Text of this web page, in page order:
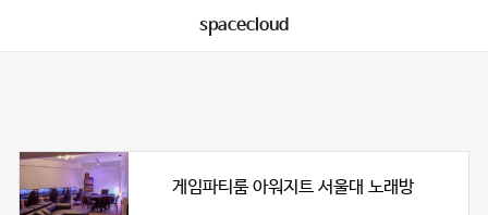
spacecloud
게임파티룸 아워지트 서울대 노래방